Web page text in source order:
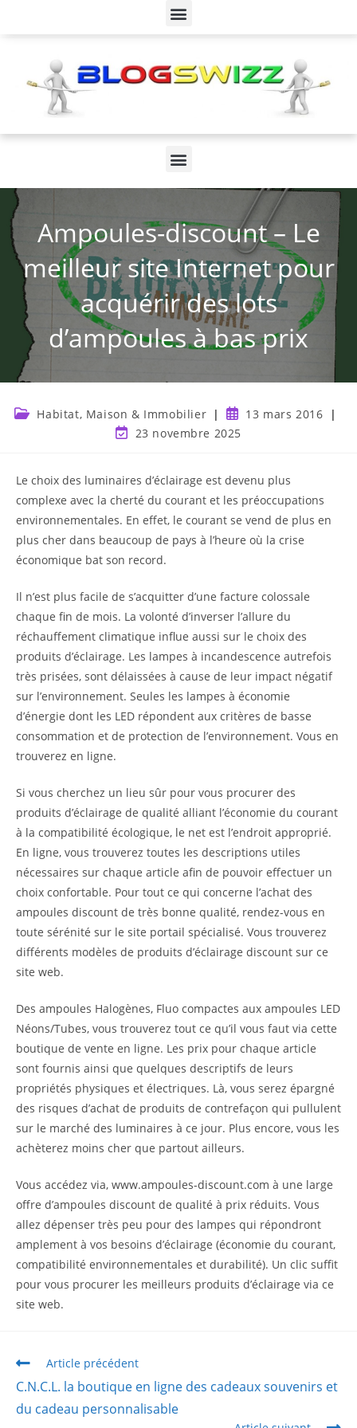
Ampoules-discount – Le
meilleur site Internet pour
acquérir des lots
d’ampoules à bas prix
Habitat, Maison & Immobilier
13 mars 2016
23 novembre 2025
Le choix des luminaires d’éclairage est devenu plus
complexe avec la cherté du courant et les préoccupations
environnementales. En effet, le courant se vend de plus en
plus cher dans beaucoup de pays à l’heure où la crise
économique bat son record.
Il n’est plus facile de s’acquitter d’une facture colossale
chaque fin de mois. La volonté d’inverser l’allure du
réchauffement climatique influe aussi sur le choix des
produits d’éclairage. Les lampes à incandescence autrefois
très prisées, sont délaissées à cause de leur impact négatif
sur l’environnement. Seules les lampes à économie
d’énergie dont les LED répondent aux critères de basse
consommation et de protection de l’environnement. Vous en
trouverez en ligne.
Si vous cherchez un lieu sûr pour vous procurer des
produits d’éclairage de qualité alliant l’économie du courant
à la compatibilité écologique, le net est l’endroit approprié.
En ligne, vous trouverez toutes les descriptions utiles
nécessaires sur chaque article afin de pouvoir effectuer un
choix confortable. Pour tout ce qui concerne l’achat des
ampoules discount de très bonne qualité, rendez-vous en
toute sérénité sur le site portail spécialisé. Vous trouverez
différents modèles de produits d’éclairage discount sur ce
site web.
Des ampoules Halogènes, Fluo compactes aux ampoules LED
Néons/Tubes, vous trouverez tout ce qu’il vous faut via cette
boutique de vente en ligne. Les prix pour chaque article
sont fournis ainsi que quelques descriptifs de leurs
propriétés physiques et électriques. Là, vous serez épargné
des risques d’achat de produits de contrefaçon qui pullulent
sur le marché des luminaires à ce jour. Plus encore, vous les
achèterez moins cher que partout ailleurs.
Vous accédez via, www.ampoules-discount.com à une large
offre d’ampoules discount de qualité à prix réduits. Vous
allez dépenser très peu pour des lampes qui répondront
amplement à vos besoins d’éclairage (économie du courant,
compatibilité environnementales et durabilité). Un clic suffit
pour vous procurer les meilleurs produits d’éclairage via ce
site web.
Article précédent
C.N.C.L. la boutique en ligne des cadeaux souvenirs et
du cadeau personnalisable